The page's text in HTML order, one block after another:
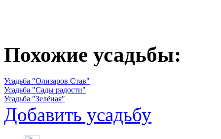
Похожие усадьбы:
Усадьба "Олизаров Став"
Усадьба "Сады радости"
Усадьба "Зелёная"
Добавить усадьбу